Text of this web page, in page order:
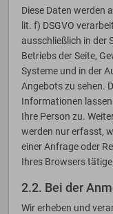
Diese Daten werden
lit. f) DSGVO
ausschließlich in der
Betriebs der Seite,
Systeme und in der
Angebots zu sehen.
Informationen
Ihre Person zu.
werden nur erfasst,
einer Anfrage oder
Ihres Browsers
2.2. Bei der
Wir erheben und